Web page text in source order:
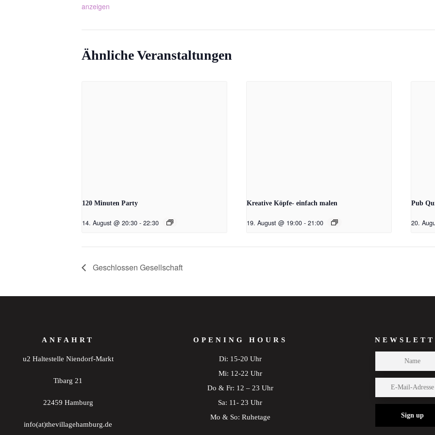
anzeigen
Ähnliche Veranstaltungen
120 Minuten Party
14. August @ 20:30 - 22:30
Kreative Köpfe- einfach malen
19. August @ 19:00 - 21:00
Pub
20.
Geschlossen Gesellschaft
ANFAHRT
u2 Haltestelle Niendorf-Markt
Tibarg 21
22459 Hamburg
info(at)thevillagehamburg.de
OPENING HOURS
Di: 15-20 Uhr
Mi: 12-22 Uhr
Do & Fr: 12 – 23 Uhr
Sa: 11- 23 Uhr
Mo & So: Ruhetage
Sign up